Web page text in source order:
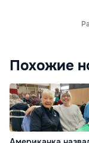
Похожие